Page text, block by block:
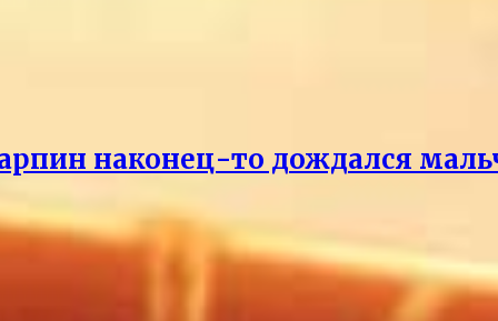
наконец-то дождался